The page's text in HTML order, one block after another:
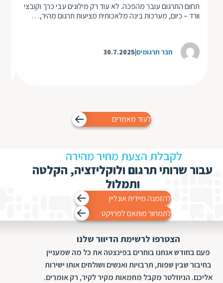
תחום התרגום עובר מהפכה. לא עוד רק מילונים עבי כרך וקובצי
וורד – כיום, מערכות בינה מלאכותית מציעות תרגום מהיר,…
חבר תרגומים 30.7.2025
לעוד מאמרים
לקבלת הצעת מחיר מהירה
עבור שרותי תרגום ולוקליזציה, הקלטה
ותמלול
להזמנה מיידית אונליין
לתמחור מותאם לפרויקט
הצטרפו לרשימת הדיוור שלנו
פעם בחודש אנחנו בוחרים בפינצטה את כל מה שמעניין
בחיבור שבין שפות, תרבויות ואנשים ושולחים אותו ישירות
אליכם. הניוזלטר מקבל מחמאות מקיר לקיר, רק אומרים.